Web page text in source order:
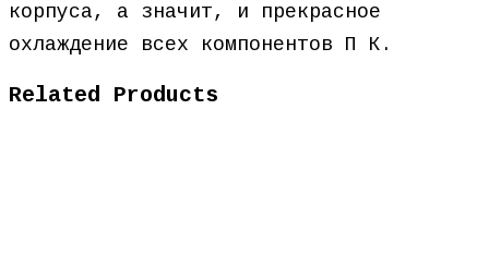
корпуса, а значит, и прекрасное
охлаждение всех компонентов П К.
Related Products